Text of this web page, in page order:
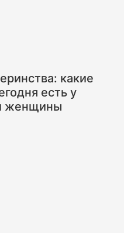
какие
есть у
женщины